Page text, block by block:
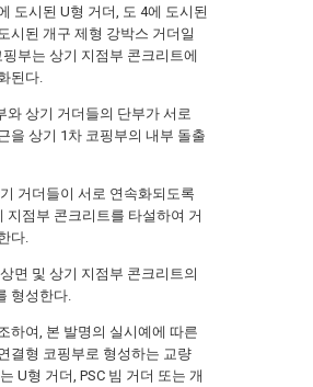
도시된 U형 거더, 도 4에 도시된
시된 개구 제형 강박스 거더일
부는 상기 지점부 콘크리트에
된다.
와 상기 거더들의 단부가 서로
을 상기 1차 코핑부의 내부 돌출
거더들이 서로 연속화되도록
지점부 콘크리트를 타설하여 거
다.
면 및 상기 지점부 콘크리트의
형성한다.
하여, 본 발명의 실시예에 따른
결형 코핑부로 형성하는 교량
U형 거더, PSC 빔 거더 또는 개